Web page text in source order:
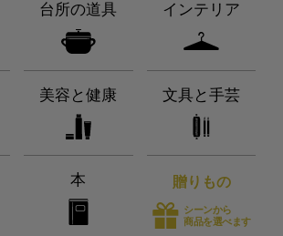
台所の道具 インテリア
美容と健康 文具と手芸
本 贈りもの
シーンから
商品を選べます